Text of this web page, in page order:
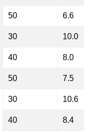
50 6.6
30 10.0
40 8.0
50 7.5
30 10.6
40 8.4